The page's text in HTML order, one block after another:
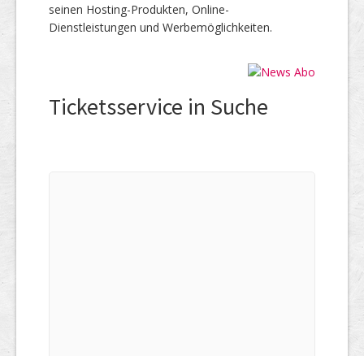
seinen Hosting-Produkten, Online-
Dienstleistungen und Werbemöglichkeiten.
Ticketsservice in Suche